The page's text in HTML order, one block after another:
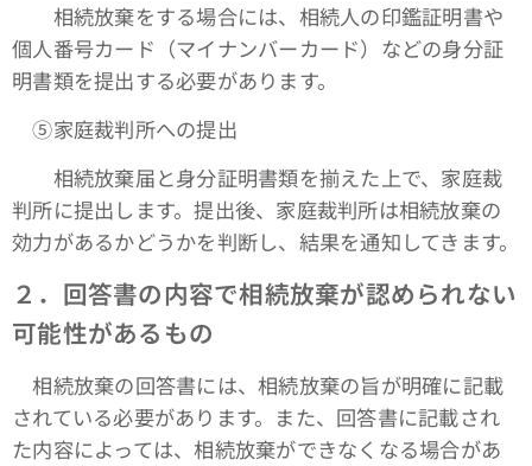
相続放棄をする場合には、相続人の印鑑証明書や
個人番号カード（マイナンバーカード）などの身分証
明書類を提出する必要があります。
➄家庭裁判所への提出
相続放棄届と身分証明書類を揃えた上で、家庭裁
判所に提出します。提出後、家庭裁判所は相続放棄の
効力があるかどうかを判断し、結果を通知してきます。
２．回答書の内容で相続放棄が認められない
可能性があるもの
相続放棄の回答書には、相続放棄の旨が明確に記載
されている必要があります。また、回答書に記載され
た内容によっては、相続放棄ができなくなる場合があ